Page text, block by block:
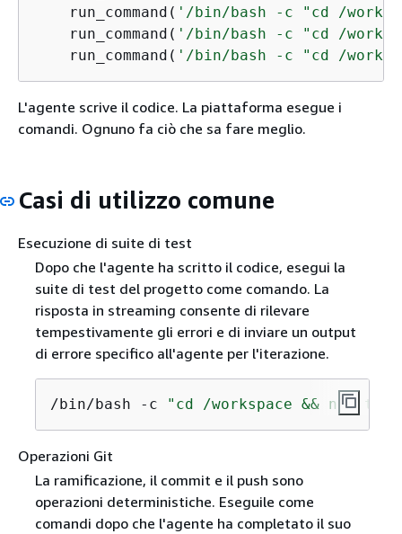
    run_command(
'/bin/bash -c "cd /
    run_command(
'/bin/bash -c "cd /
    run_command(
'/bin/bash -c "cd /
L'agente scrive il codice. La piattaforma esegue i
comandi. Ognuno fa ciò che sa fare meglio.
Casi di utilizzo comune
Esecuzione di suite di test
Dopo che l'agente ha scritto il codice, esegui la
suite di test del progetto come comando. La
risposta in streaming consente di rilevare
tempestivamente gli errori e di inviare un output
di errore specifico all'agente per l'iterazione.
/bin/bash -c "cd /workspace && npm
Operazioni Git
La ramificazione, il commit e il push sono
operazioni deterministiche. Eseguile come
comandi dopo che l'agente ha completato il suo